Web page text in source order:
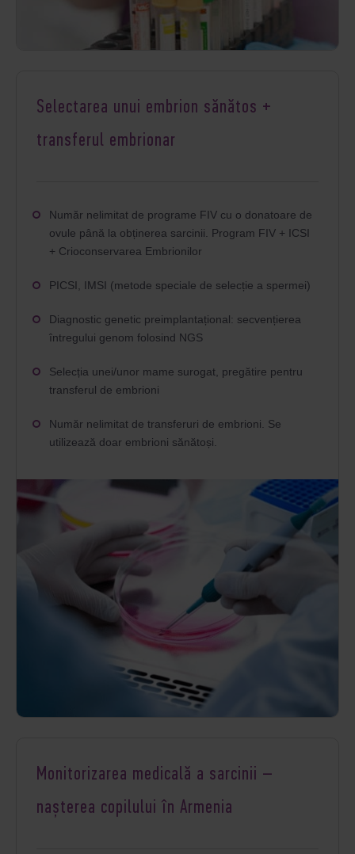
Selectarea unui embrion sănătos +
transferul embrionar
Număr nelimitat de programe FIV cu o donatoare de
ovule până la obținerea sarcinii. Program FIV + ICSI
+ Crioconservarea Embrionilor
PICSI, IMSI (metode speciale de selecție a spermei)
Diagnostic genetic preimplantațional: secvențierea
întregului genom folosind NGS
Selecția unei/unor mame surogat, pregătire pentru
transferul de embrioni
Număr nelimitat de transferuri de embrioni. Se
utilizează doar embrioni sănătoși.
Monitorizarea medicală a sarcinii –
nașterea copilului în Armenia